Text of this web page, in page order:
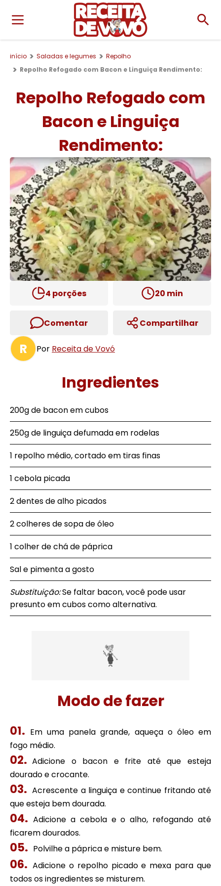
início Saladas e legumes
Repolho
Repolho Refogado com Bacon e Linguiça Rendimento:
Repolho Refogado com
Bacon e Linguiça
Rendimento:
4 porções 20 min
Comentar Compartilhar
R Por Receita de Vovó
Ingredientes
200g de bacon em cubos
250g de linguiça defumada em rodelas
1 repolho médio, cortado em tiras finas
1 cebola picada
2 dentes de alho picados
2 colheres de sopa de óleo
1 colher de chá de páprica
Sal e pimenta a gosto
Substituição:Se faltar bacon, você pode usar
presunto em cubos como alternativa.
Modo de fazer
Em uma panela grande, aqueça o óleo em
fogo médio.
Adicione o bacon e frite até que esteja
dourado e crocante.
Acrescente a linguiça e continue fritando até
que esteja bem dourada.
Adicione a cebola e o alho, refogando até
ficarem dourados.
Polvilhe a páprica e misture bem.
Adicione o repolho picado e mexa para que
todos os ingredientes se misturem.